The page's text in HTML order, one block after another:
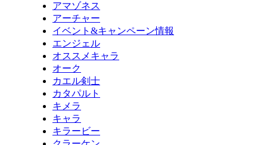
アマゾネス
アーチャー
イベント&キャンペーン情報
エンジェル
オススメキャラ
オーク
カエル剣士
カタパルト
キメラ
キャラ
キラービー